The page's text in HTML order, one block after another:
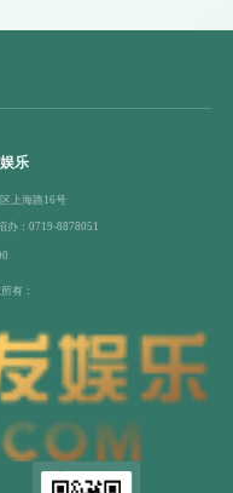
乐
上海路16号
办：0719-8878051
有：